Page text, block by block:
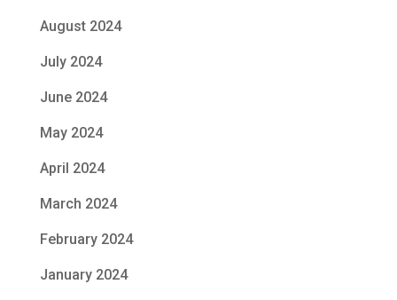
August 2024
July 2024
June 2024
May 2024
April 2024
March 2024
February 2024
January 2024